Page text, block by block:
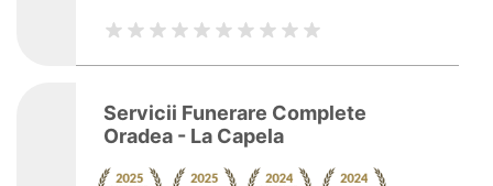
Servicii Funerare Complete
Oradea - La Capela